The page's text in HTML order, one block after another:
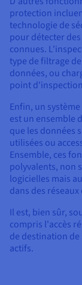
protection
technologie de
pour détecter
connues.
type de filtrage
données, ou
point
Enfin, un
est un ensemble
que les données
utilisées ou
Ensemble, ces
polyvalents, non
logicielles mais
dans des
Il est, bien sûr,
compris l'accès
de destination
actifs.